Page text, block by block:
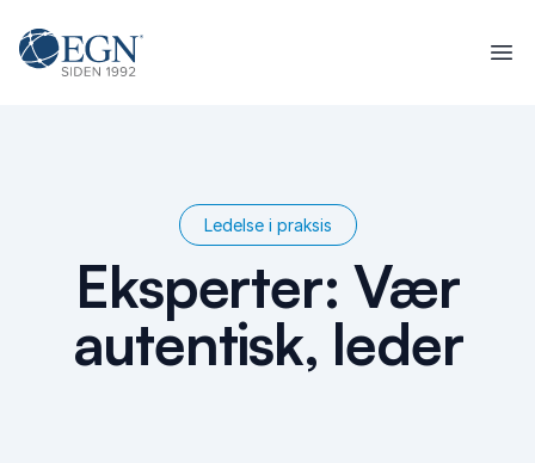
Executives' Global Network
Ledelse i praksis
Eksperter: Vær
autentisk, leder